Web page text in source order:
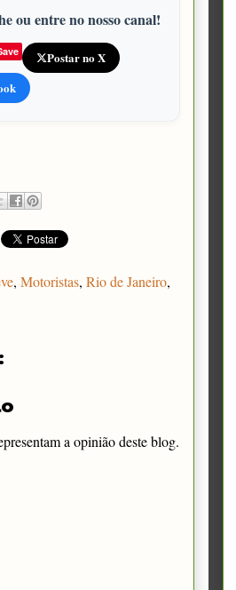
ou entre no nosso canal!
Postar no X
, Motoristas, Rio de Janeiro,
a opinião deste blog.